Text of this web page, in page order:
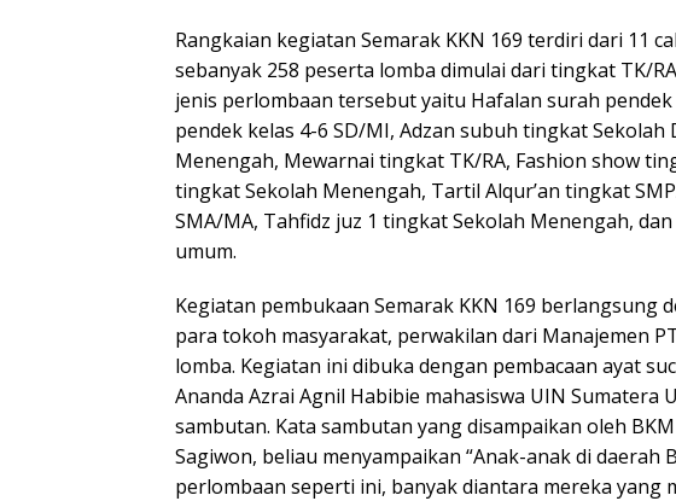
Rangkaian kegiatan Semarak KKN 169 terdiri dari 11
sebanyak 258 peserta lomba dimulai dari tingkat TK/
jenis perlombaan tersebut yaitu Hafalan surah
pendek kelas 4-6 SD/MI, Adzan subuh tingkat
Menengah, Mewarnai tingkat TK/RA, Fashion show
tingkat Sekolah Menengah, Tartil Alqur’an tingkat
SMA/MA, Tahfidz juz 1 tingkat Sekolah Menengah,
umum.
Kegiatan pembukaan Semarak KKN 169 berlangsung
para tokoh masyarakat, perwakilan dari Manajemen
lomba. Kegiatan ini dibuka dengan pembacaan ayat
Ananda Azrai Agnil Habibie mahasiswa UIN Sumatera
sambutan. Kata sambutan yang disampaikan oleh
Sagiwon, beliau menyampaikan “Anak-anak di daerah
perlombaan seperti ini, banyak diantara mereka yang